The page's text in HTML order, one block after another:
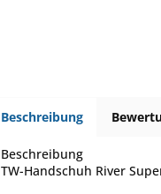
Beschreibung
Beschreibung
TW-Handschuh River